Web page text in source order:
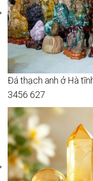
Đá thạch anh ở Hà
3456 627